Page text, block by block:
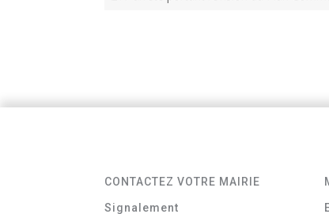
CONTACTEZ VOTRE MAIRIE
Signalement